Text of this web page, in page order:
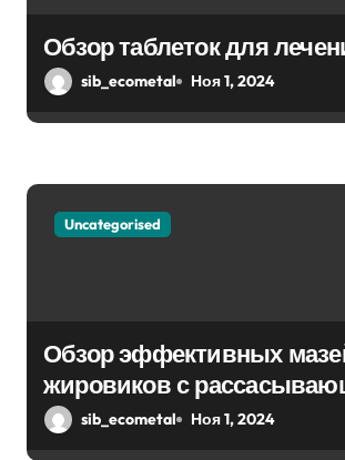
Обзор таблеток для
sib_ecometal Ноя 1, 2024
Uncategorised
Обзор эффективных
жировиков с
эффектом
sib_ecometal Ноя 1, 2024